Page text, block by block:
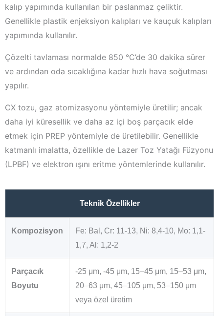
kalıp yapımında kullanılan bir paslanmaz çeliktir.
Genellikle plastik enjeksiyon kalıpları ve kauçuk kalıpları
yapımında kullanılır.
Çözelti tavlaması normalde 850 °C’de 30 dakika sürer
ve ardından oda sıcaklığına kadar hızlı hava soğutması
yapılır.
CX tozu, gaz atomizasyonu yöntemiyle üretilir; ancak
daha iyi küresellik ve daha az içi boş parçacık elde
etmek için PREP yöntemiyle de üretilebilir. Genellikle
katmanlı imalatta, özellikle de Lazer Toz Yatağı Füzyonu
(LPBF) ve elektron ışını eritme yöntemlerinde kullanılır.
Teknik Özellikler
Kompozisyon
Fe: Bal, Cr: 11-13, Ni: 8,4-10, Mo: 1,1-
1,7, Al: 1,2-2
Parçacık
Boyutu
-25 μm, -45 μm, 15–45 μm, 15–53 μm,
20–63 μm, 45–105 μm, 53–150 μm
veya özel üretim